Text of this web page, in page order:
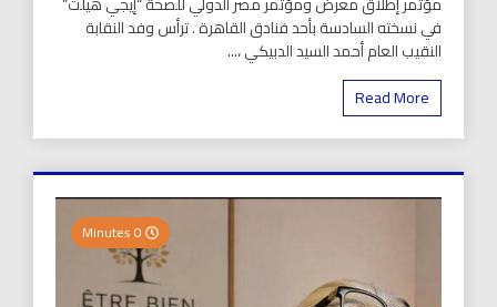
في نسخته السادسة بأحد فنادق القاهرة . ترأس وفد النقابة
النقيب العام أحمد السيد الدبيكي ،...
Read More